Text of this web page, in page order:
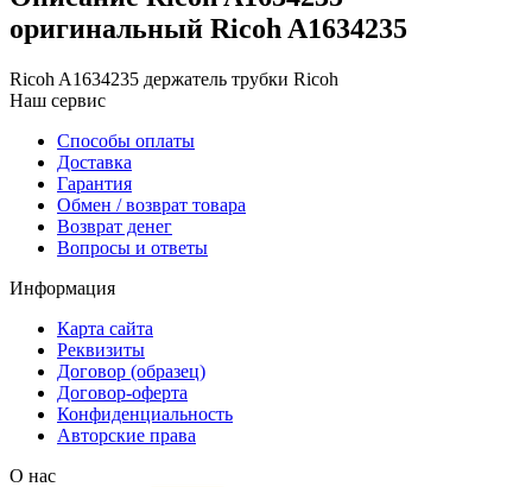
оригинальный Ricoh A1634235
Ricoh A1634235 держатель трубки Ricoh
Наш сервис
Способы оплаты
Доставка
Гарантия
Обмен / возврат товара
Возврат денег
Вопросы и ответы
Информация
Карта сайта
Реквизиты
Договор (образец)
Договор-оферта
Конфиденциальность
Авторские права
О нас